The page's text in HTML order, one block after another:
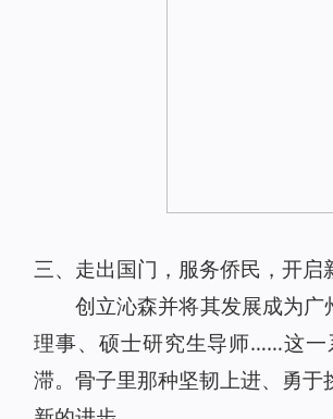
三、走出国门，服务侨民，开启
创立沁森并将其发展成为
理事、硕士研究生导师……这
滞。骨子里那种坚韧上进、勇